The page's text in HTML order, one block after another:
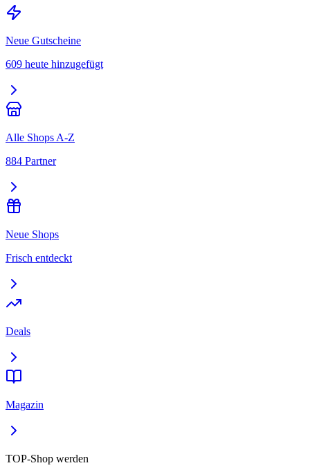
Neue Gutscheine
609 heute hinzugefügt
Alle Shops A-Z
884 Partner
Neue Shops
Frisch entdeckt
Deals
Magazin
TOP-Shop werden